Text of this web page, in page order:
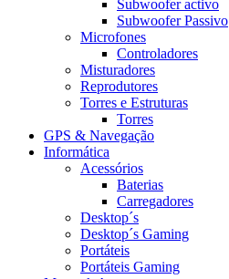
Subwoofer activo
Subwoofer Passivo
Microfones
Controladores
Misturadores
Reprodutores
Torres e Estruturas
Torres
GPS & Navegação
Informática
Acessórios
Baterias
Carregadores
Desktop´s
Desktop´s Gaming
Portáteis
Portáteis Gaming